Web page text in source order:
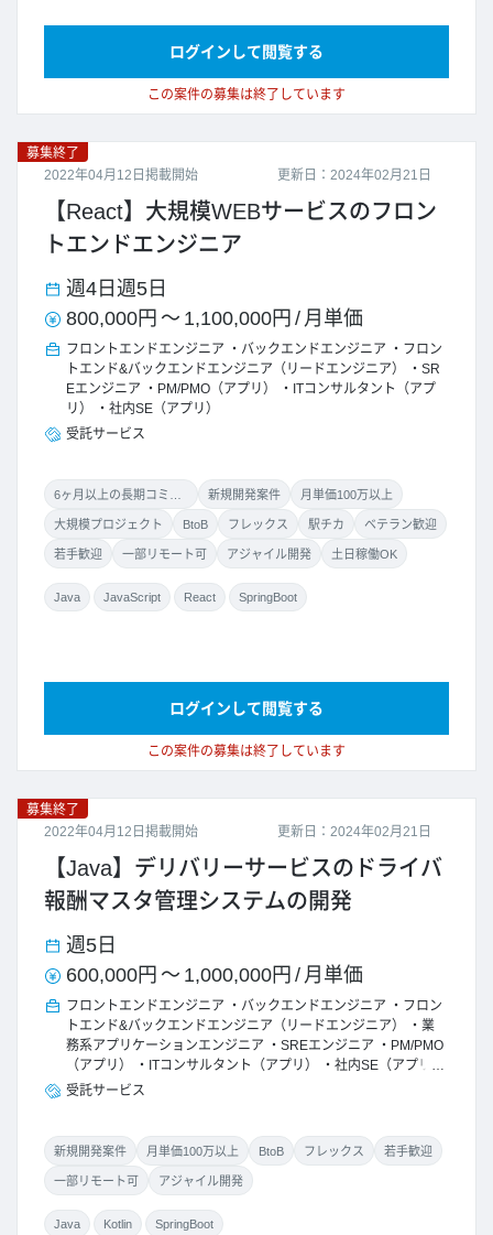
この案件の募集は終了しています
ログインして閲覧する
更新日：2024年02月21日
募集終了
2022年04月12日掲載開始
【React】大規模WEBサービスのフロン
トエンドエンジニア
週4日 週5日
800,000円 ～ 1,100,000円 / 月単価
フロントエンドエンジニア バックエンドエンジニア
フロン
トエンド&バックエンドエンジニア（リードエンジニア）
SR
Eエンジニア
PM/PMO（アプリ）
ITコンサルタント（アプ
リ）
社内SE（アプリ）
受託サービス
新規開発案件 月単価100万以上
大規模プロジェクト BtoB フレックス 駅チカ ベテラン歓迎
若手歓迎 一部リモート可 アジャイル開発 土日稼働OK
Java JavaScript React SpringBoot
この案件の募集は終了しています
ログインして閲覧する
更新日：2024年02月21日
募集終了
2022年04月12日掲載開始
【Java】デリバリーサービスのドライバ
報酬マスタ管理システムの開発
週5日
600,000円 ～ 1,000,000円 / 月単価
フロントエンドエンジニア バックエンドエンジニア
フロン
トエンド&バックエンドエンジニア（リードエンジニア）
業
務系アプリケーションエンジニア
SREエンジニア
PM/PMO
（アプリ）
ITコンサルタント（アプリ）
社内SE（アプリ）
受託サービス
新規開発案件 月単価100万以上 BtoB フレックス 若手歓迎
一部リモート可 アジャイル開発
Java Kotlin SpringBoot